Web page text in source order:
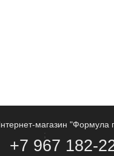
магазин "Формула
;
+7 967 182-